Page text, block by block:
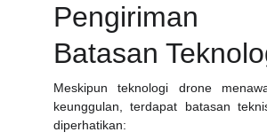
Batasan
Meskipun teknologi drone
keunggulan, terdapat batasan
diperhatikan: